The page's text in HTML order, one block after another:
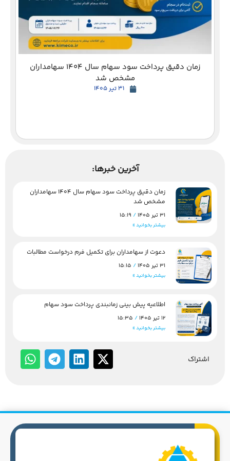
زمان دقیق پرداخت سود سهام سال 1404 سهامداران
مشخص شد
31 تیر 1405
اشتراک
آخرین خبرها:
زمان دقیق پرداخت سود سهام سال 1404 سهامداران
مشخص شد
31 تیر 1405
بیشتر بخوانید »
دعوت از سهامداران برای تکمیل فرم درخواست مطالبات
31 تیر 1405
بیشتر بخوانید »
اطلاعیه پیش بینی زمانبندی پرداخت سود سهام
12 تیر 1405
بیشتر بخوانید »